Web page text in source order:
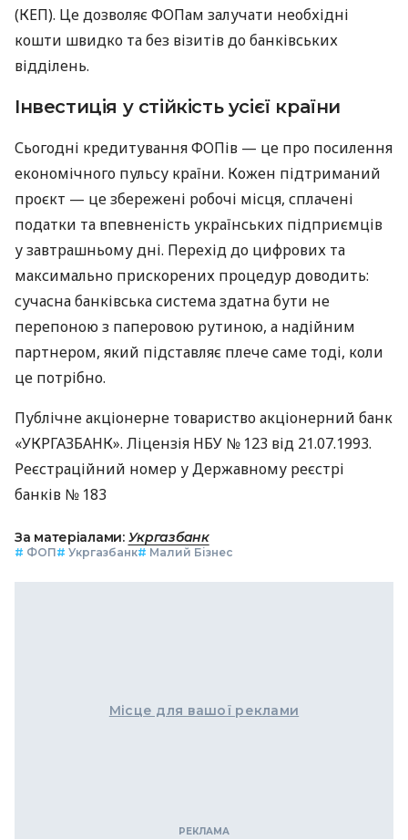
(КЕП). Це дозволяє ФОПам залучати необхідні
кошти швидко та без візитів до банківських
відділень.
Інвестиція у стійкість усієї країни
Сьогодні кредитування ФОПів — це про посилення
економічного пульсу країни. Кожен підтриманий
проєкт — це збережені робочі місця, сплачені
податки та впевненість українських підприємців
у завтрашньому дні. Перехід до цифрових та
максимально прискорених процедур доводить:
сучасна банківська система здатна бути не
перепоною з паперовою рутиною, а надійним
партнером, який підставляє плече саме тоді, коли
це потрібно.
Публічне акціонерне товариство акціонерний банк
«УКРГАЗБАНК». Ліцензія НБУ № 123 від 21.07.1993.
Реєстраційний номер у Державному реєстрі
банків № 183
За матеріалами: Укргазбанк
# ФОП# Укргазбанк# Малий Бізнес
Місце для вашої реклами